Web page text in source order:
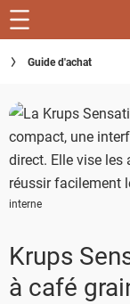
Skip
to
main
Recettes
Inspirations
Conseils
Menu de la semaine
Téléchargez l'app
Index des recettes
Guide d'achat
interne
Krups
à café